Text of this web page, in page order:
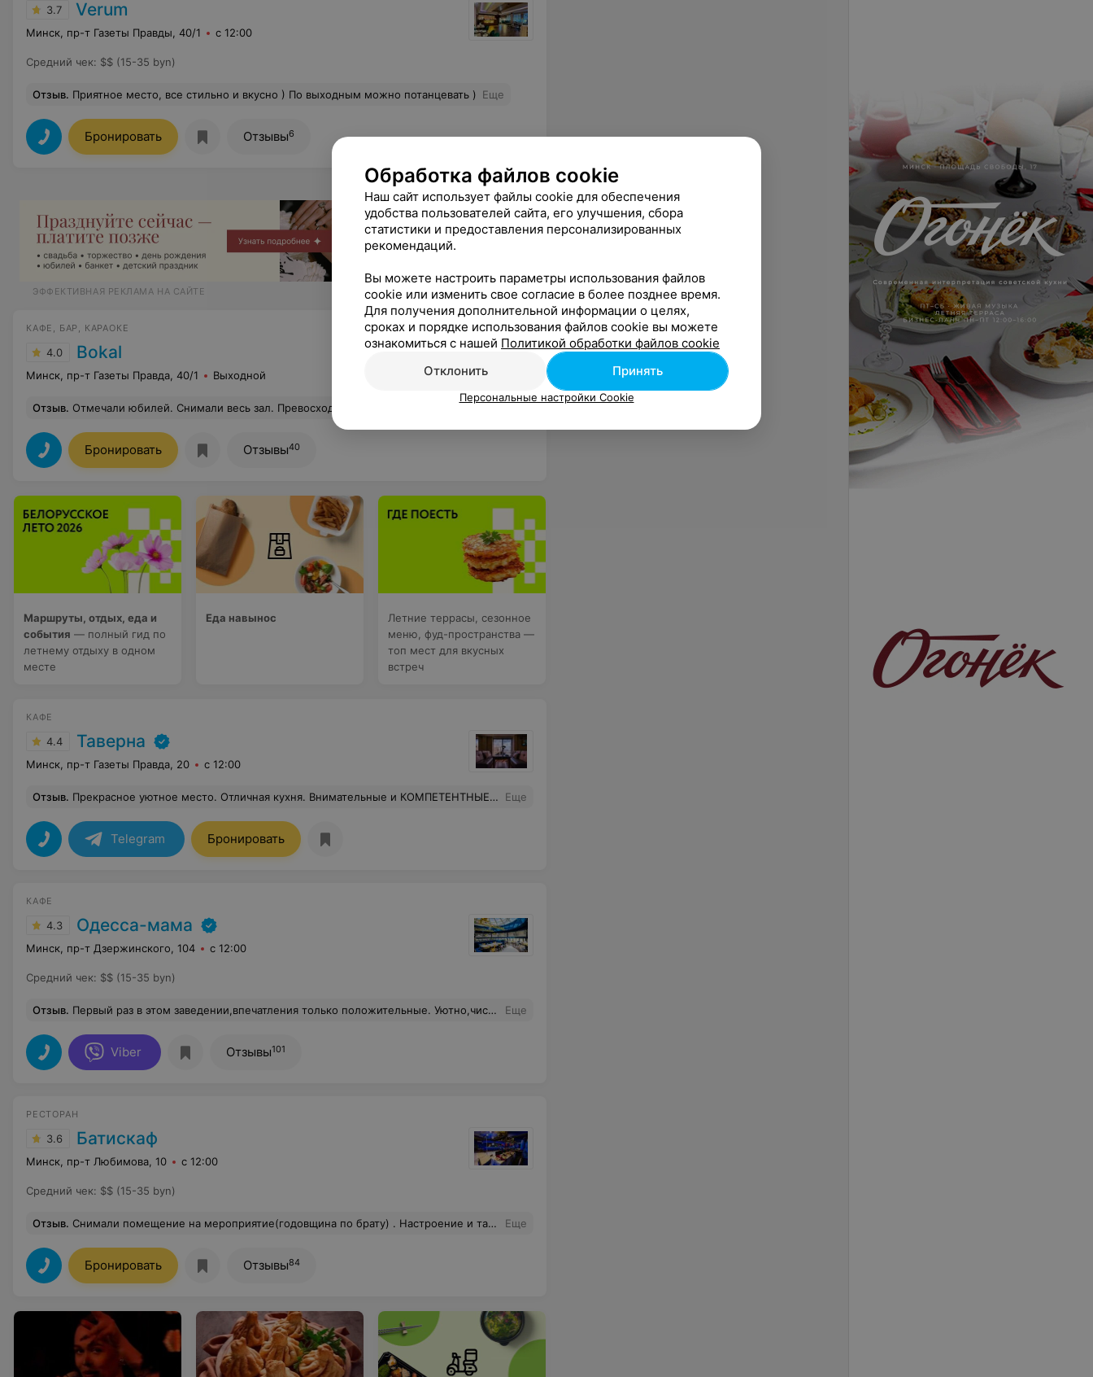
3.7 Verum
Минск, пр-т Газеты Правды, 40/1 с 12:00
Средний чек: $$ (15-35 byn)
Отзыв. Приятное место, все стильно и вкусно ) По выходным можно потанцевать ) Еще
Бронировать Отзывы6
ЭФФЕКТИВНАЯ РЕКЛАМА НА САЙТЕ
КАФЕ, БАР, КАРАОКЕ
4.0 Bokal
Минск, пр-т Газеты Правда, 40/1 Выходной
Отзыв. Отмечали юбилей. Снимали весь зал. Превосходно! Великолепный стол, вкусные разнообразные закуски. Отличный сервис! Хорошая окустика. Классная диджей! Администратор и директор пошли навстречу во всех наших просьбах.
Бронировать Отзывы40
Маршруты, отдых, еда и
события — полный гид по
летнему отдыху в одном
месте
Еда навынос
Летние террасы, сезонное
меню, фуд-пространства —
топ мест для вкусных
встреч
КАФЕ
4.4 Таверна
Минск, пр-т Газеты Правда, 20 с 12:00
Отзыв. Прекрасное уютное место. Отличная кухня. Внимательные и КОМПЕТЕНТНЫЕ девочки-официантки. И это всегда, т.к. в данном заведении бывали не раз. Желаю "Таверне" не испортить это впечатление, а только улучшить его) Еще
Telegram Бронировать
КАФЕ
4.3 Одесса-мама
Минск, пр-т Дзержинского, 104 с 12:00
Средний чек: $$ (15-35 byn)
Отзыв. Первый раз в этом заведении,впечатления только положительные. Уютно,чисто,интерьер интересный. Персонал очень приветливый и добрый, что не может не радовать! Кухня вкусная, порции не маленькие, подача красивая. Заведение очень просторное, обязательно вернёмся сюда всей семьёй вместе с детками. Спасибо Вам большое! Личная рекомендация-это говяжьи щёчки,это просто нежнятина Еще
Viber Отзывы101
РЕСТОРАН
3.6 Батискаф
Минск, пр-т Любимова, 10 с 12:00
Средний чек: $$ (15-35 byn)
Отзыв. Снимали помещение на мероприятие(годовщина по брату) . Настроение и так было не очень. Окончательно его испортило то,что мы увидели на столе- подача и блюда отличались от того,что в меню на столько,что слов нет! Продукты явно перемороженые были(помидоры просто поплыли в тарелке), рулеты из ветчины потрескались(явная заморозка и разморозка продукта), в цезарь решили закинуть огурец,на бутерброды с икрой «по-богатому» было выложено по три-четыре икринки,нарезка светилась настолько что лист бумаги толще был,а шашлык-это вообще нечто!на картинке в меню все красиво,порции большие(и кстати за немалые деньги),а по факту-три кусочка жареного мяса не лучшего вида. Общую ситуацию спасло то, что мы еще с собой брали продукты. Так у персонала этого заведения еще хватило наглости пытаться сфотографировать ту часть стола с нашими блюдами. Крайне не рекомендую эту забегаловку! Еще
Бронировать Отзывы84
Обработка файлов cookie
Наш сайт использует файлы cookie для обеспечения
удобства пользователей сайта, его улучшения, сбора
статистики и предоставления персонализированных
рекомендаций.
Вы можете настроить параметры использования файлов
cookie или изменить свое согласие в более позднее время.
Для получения дополнительной информации о целях,
сроках и порядке использования файлов cookie вы можете
ознакомиться с нашей Политикой обработки файлов cookie
Отклонить
Принять
Персональные настройки Cookie